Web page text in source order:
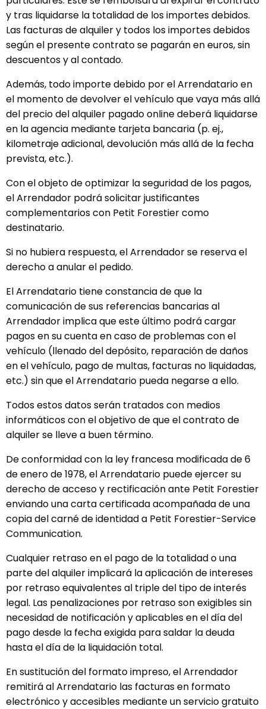
y tras liquidarse la totalidad de los importes debidos.
Las facturas de alquiler y todos los importes debidos
según el presente contrato se pagarán en euros, sin
descuentos y al contado.
Además, todo importe debido por el Arrendatario en
el momento de devolver el vehículo que vaya más allá
del precio del alquiler pagado online deberá liquidarse
en la agencia mediante tarjeta bancaria (p. ej.,
kilometraje adicional, devolución más allá de la fecha
prevista, etc.).
Con el objeto de optimizar la seguridad de los pagos,
el Arrendador podrá solicitar justificantes
complementarios con Petit Forestier como
destinatario.
Si no hubiera respuesta, el Arrendador se reserva el
derecho a anular el pedido.
El Arrendatario tiene constancia de que la
comunicación de sus referencias bancarias al
Arrendador implica que este último podrá cargar
pagos en su cuenta en caso de problemas con el
vehículo (llenado del depósito, reparación de daños
en el vehículo, pago de multas, facturas no liquidadas,
etc.) sin que el Arrendatario pueda negarse a ello.
Todos estos datos serán tratados con medios
informáticos con el objetivo de que el contrato de
alquiler se lleve a buen término.
De conformidad con la ley francesa modificada de 6
de enero de 1978, el Arrendatario puede ejercer su
derecho de acceso y rectificación ante Petit Forestier
enviando una carta certificada acompañada de una
copia del carné de identidad a Petit Forestier-Service
Communication.
Cualquier retraso en el pago de la totalidad o una
parte del alquiler implicará la aplicación de intereses
por retraso equivalentes al triple del tipo de interés
legal. Las penalizaciones por retraso son exigibles sin
necesidad de notificación y aplicables en el día del
pago desde la fecha exigida para saldar la deuda
hasta el día de la liquidación total.
En sustitución del formato impreso, el Arrendador
remitirá al Arrendatario las facturas en formato
electrónico y accesibles mediante un servicio gratuito